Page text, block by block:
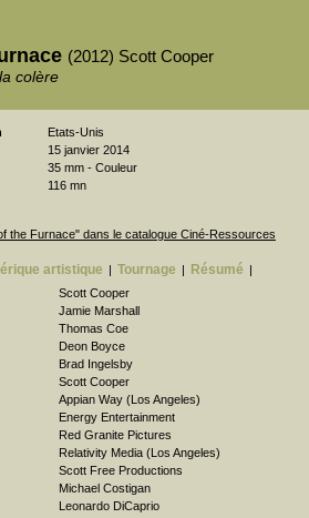
(2012) Scott Cooper
colère
Etats-Unis
15 janvier 2014
35 mm - Couleur
116 mn
the Furnace" dans le catalogue Ciné-Ressources
artistique | Tournage | Résumé |
Scott Cooper
Jamie Marshall
Thomas Coe
Deon Boyce
Brad Ingelsby
Scott Cooper
Appian Way (Los Angeles)
Energy Entertainment
Red Granite Pictures
Relativity Media (Los Angeles)
Scott Free Productions
Michael Costigan
Leonardo DiCaprio